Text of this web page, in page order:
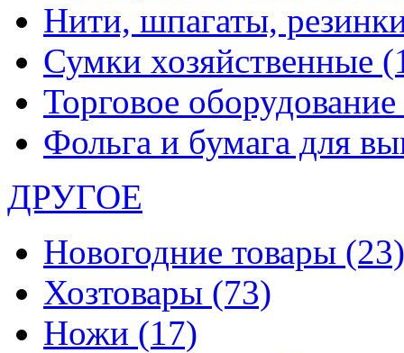
Нити, шпагаты,
Сумки хозяйственные
Торговое оборудование
Фольга и бумага для
ДРУГОЕ
Новогодние товары (23)
Хозтовары (73)
Ножи (17)